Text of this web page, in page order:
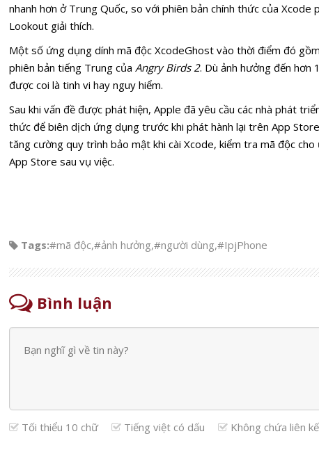
nhanh hơn ở Trung Quốc, so với phiên bản chính thức của Xcode
Lookout giải thích.
Một số ứng dụng dính mã độc XcodeGhost vào thời điểm đó
phiên bản tiếng Trung của Angry Birds 2. Dù ảnh hưởng đến hơn
được coi là tinh vi hay nguy hiểm.
Sau khi vấn đề được phát hiện, Apple đã yêu cầu các nhà phát
thức để biên dịch ứng dụng trước khi phát hành lại trên App
tăng cường quy trình bảo mật khi cài Xcode, kiểm tra mã độc
App Store sau vụ việc.
Tags:#mã độc,#ảnh hưởng,#người dùng,#IpjPhone
Bình luận
Tối thiểu 10 chữ Tiếng việt có dấu Không chứa liên